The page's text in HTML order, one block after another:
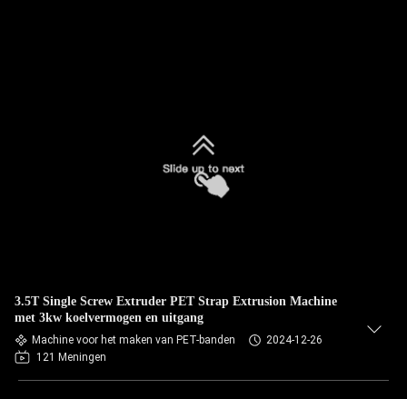
3.5T Single Screw Extruder PET Strap Extrusion Machine
met 3kw koelvermogen en uitgang
Machine voor het maken van PET-banden
2024-12-26
121 Meningen